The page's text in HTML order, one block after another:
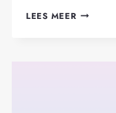
LEES MEERBEHIND